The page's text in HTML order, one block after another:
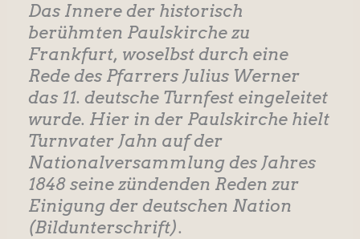
Das Innere der historisch
berühmten Paulskirche zu
Frankfurt, woselbst durch eine
Rede des Pfarrers Julius Werner
das 11. deutsche Turnfest eingeleitet
wurde. Hier in der Paulskirche hielt
Turnvater Jahn auf der
Nationalversammlung des Jahres
1848 seine zündenden Reden zur
Einigung der deutschen Nation
(Bildunterschrift).